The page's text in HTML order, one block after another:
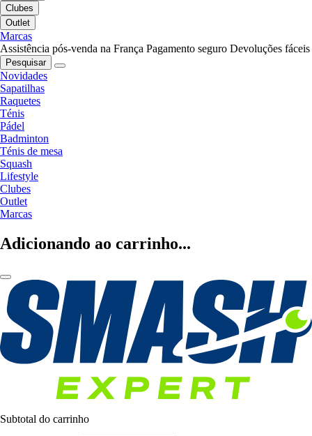
Clubes
Outlet
Marcas
Assistência pós-venda na França Pagamento seguro Devoluções fáceis
Pesquisar
Novidades
Sapatilhas
Raquetes
Ténis
Pádel
Badminton
Ténis de mesa
Squash
Lifestyle
Clubes
Outlet
Marcas
Adicionando ao carrinho...
Subtotal do carrinho